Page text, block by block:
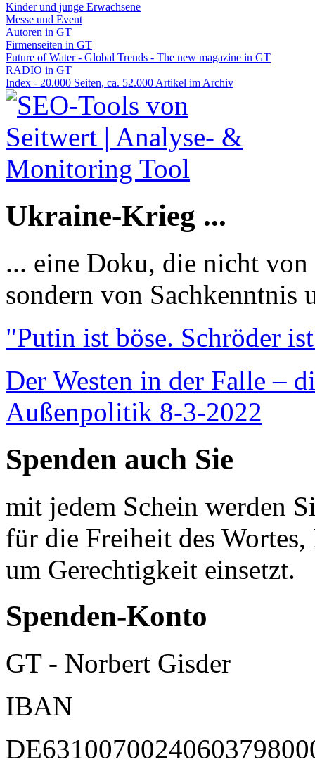
Kinder und junge Erwachsene
Messe und Event
Autoren in GT
Firmenseiten in GT
Future of Water - Global Trends - The new magazine in GT
RADIO in GT
Index - 20.000 Seiten, ca. 52.000 Artikel im Archiv
Ukraine-Krieg ...
... eine Doku, die nicht
sondern von Sachkenntnis
"Putin ist böse. Schröder
Der Westen in der Falle –
Außenpolitik 8-3-2022
Spenden auch Sie
mit jedem Schein werden
für die Freiheit des
um Gerechtigkeit einsetzt.
Spenden-Konto
GT - Norbert Gisder
IBAN